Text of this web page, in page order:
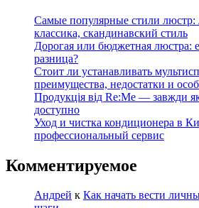
Самые популярные стили
классика, скандинавский стиль
Дорогая или бюджетная люстра:
разница?
Стоит ли устанавливать
преимущества, недостатки и
Продукція від Re:Me — завжди
доступно
Уход и чистка кондиционера в
профессиональный сервис
Комментируемое
Андрей к Как начать вести